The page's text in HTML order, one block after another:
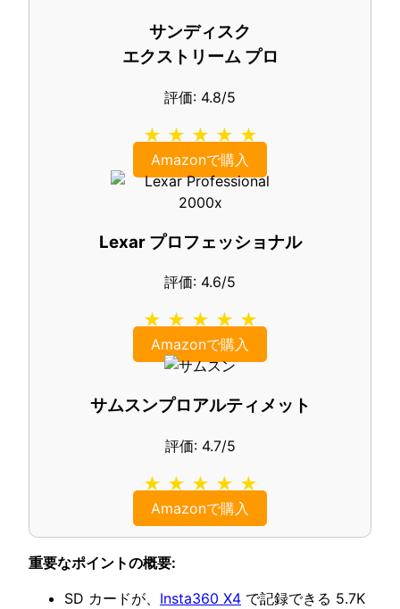
サンディスク
エクストリーム プロ
評価: 4.8/5
★ ★ ★ ★ ★
Amazonで購入
Lexar プロフェッショナル
評価: 4.6/5
★ ★ ★ ★ ★
Amazonで購入
サムスンプロアルティメット
評価: 4.7/5
★ ★ ★ ★ ★
Amazonで購入
重要なポイントの概要:
SD カードが、 Insta360 X4 で記録できる 5.7K